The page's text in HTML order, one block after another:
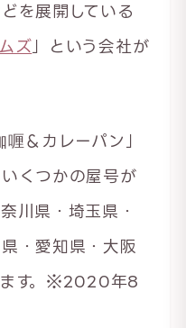
を展開している
ズ 」という会社が
＆カレーパン」
くつかの屋号が
川県・埼玉県・
・愛知県・大阪
ます。※2020年8